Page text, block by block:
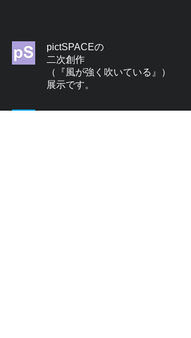
pictSPACEの
二次創作
（『風が強く吹いている』）
展示です。